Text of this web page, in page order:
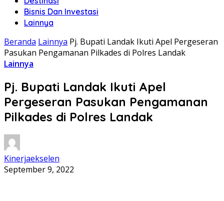
Bisnis Dan Investasi
Lainnya
Beranda Lainnya Pj. Bupati Landak Ikuti Apel Pergeseran
Pasukan Pengamanan Pilkades di Polres Landak
Lainnya
Pj. Bupati Landak Ikuti Apel
Pergeseran Pasukan Pengamanan
Pilkades di Polres Landak
Kinerjaekselen
September 9, 2022